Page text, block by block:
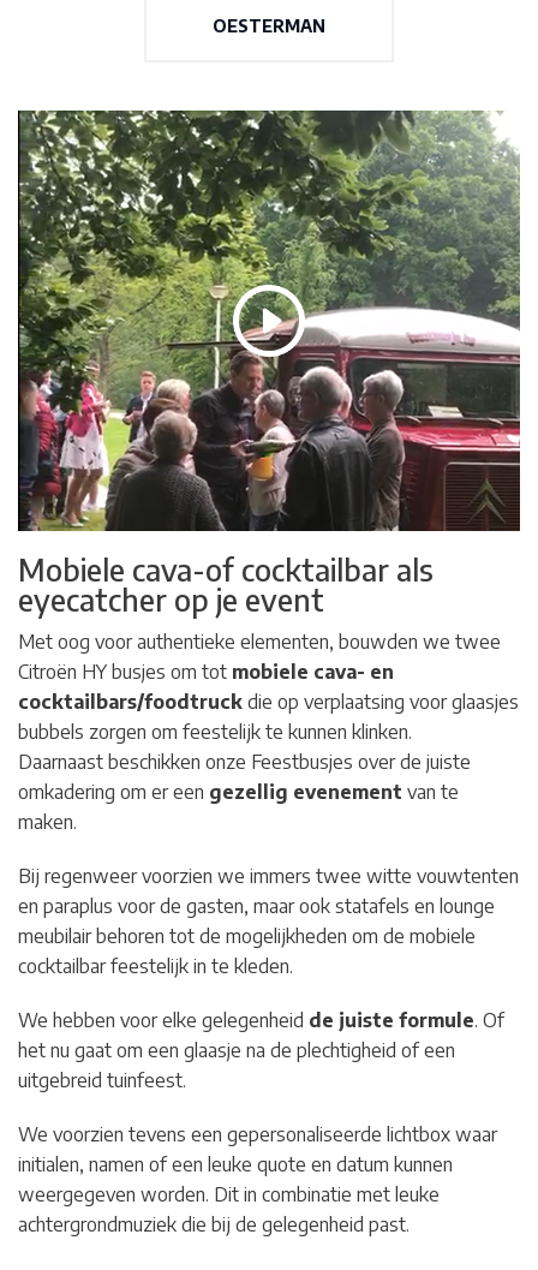
OESTERMAN
Mobiele cava-of cocktailbar als
eyecatcher op je event
Met oog voor authentieke elementen, bouwden we twee
Citroën HY busjes om tot mobiele cava- en
cocktailbars/foodtruck die op verplaatsing voor glaasjes
bubbels zorgen om feestelijk te kunnen klinken.
Daarnaast beschikken onze Feestbusjes over de juiste
omkadering om er een gezellig evenement van te
maken.
Bij regenweer voorzien we immers twee witte vouwtenten
en paraplus voor de gasten, maar ook statafels en lounge
meubilair behoren tot de mogelijkheden om de mobiele
cocktailbar feestelijk in te kleden.
We hebben voor elke gelegenheid de juiste formule. Of
het nu gaat om een glaasje na de plechtigheid of een
uitgebreid tuinfeest.
We voorzien tevens een gepersonaliseerde lichtbox waar
initialen, namen of een leuke quote en datum kunnen
weergegeven worden. Dit in combinatie met leuke
achtergrondmuziek die bij de gelegenheid past.